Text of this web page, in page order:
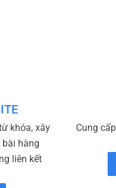
khóa, xây
hàng
liên kết
Cung